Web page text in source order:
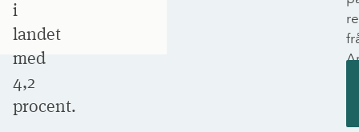
i
landet
med
4,2
procent.